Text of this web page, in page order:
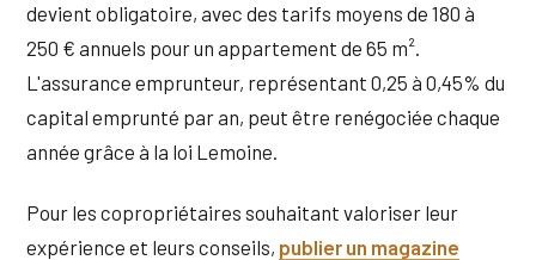
devient obligatoire, avec des tarifs moyens de 180 à
250 € annuels pour un appartement de 65 m².
L'assurance emprunteur, représentant 0,25 à 0,45% du
capital emprunté par an, peut être renégociée chaque
année grâce à la loi Lemoine.
Pour les copropriétaires souhaitant valoriser leur
expérience et leurs conseils, publier un magazine